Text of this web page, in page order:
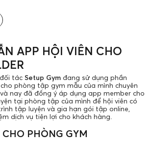
APP HỘI VIÊN CHO
đối tác Setup Gym đang sử dụng phần
phòng tập gym mẫu của mình chuyên
nay đã đồng ý áp dụng app member cho
tại phòng tập của mình để hội viên có
tập luyện và gia hạn gói tập online,
dịch vụ tiện lợi cho khách hàng.
PHÒNG GYM